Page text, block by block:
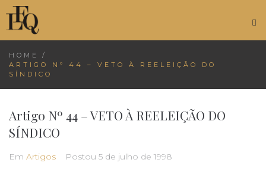
HOME
/
ARTIGO Nº 44 – VETO À REELEIÇÃO DO
SÍNDICO
Artigo Nº 44 – VETO À REELEIÇÃO DO
SÍNDICO
Em Artigos Postou 5 de julho de 1998